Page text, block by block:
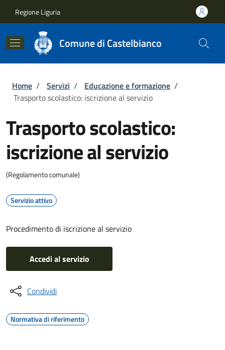
Regione Liguria
Comune di Castelbianco
Briciole di pane
Home / Servizi / Educazione e formazione /
Trasporto scolastico: iscrizione al servizio
Trasporto scolastico:
iscrizione al servizio
(Regolamento comunale)
Servizio attivo
Procedimento di iscrizione al servizio
Accedi al servizio
Condividi
Normativa di riferimento